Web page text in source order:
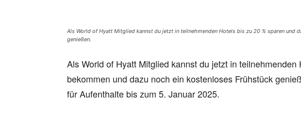
Als World of Hyatt Mitglied kannst du jetzt in teilnehmenden Hotels bis zu 20 % sparen und
genießen.
Als World of Hyatt Mitglied kannst du jetzt in
bekommen und dazu noch ein kostenloses Frühstück
für Aufenthalte bis zum 5. Januar 2025.